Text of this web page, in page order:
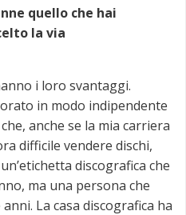
quello che hai
la via
i loro svantaggi.
in modo indipendente
anche se la mia carriera
difficile vendere dischi,
discografica che
ma una persona che
La casa discografica ha